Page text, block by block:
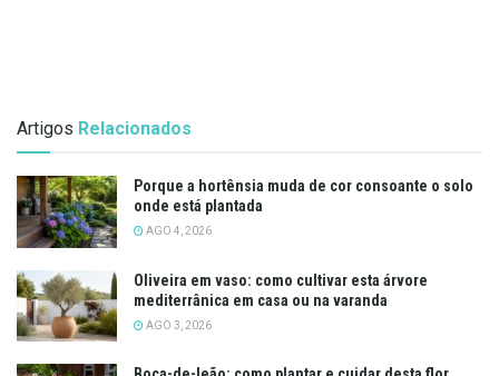
Artigos Relacionados
Porque a hortênsia muda de cor consoante o solo
onde está plantada
AGO 4, 2026
Oliveira em vaso: como cultivar esta árvore
mediterrânica em casa ou na varanda
AGO 3, 2026